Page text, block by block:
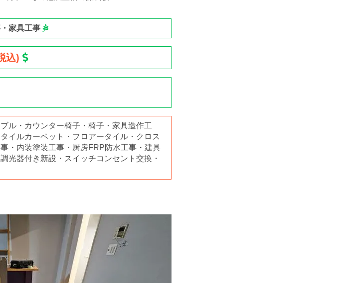
家具工事
込)
ル・カウンター椅子・椅子・家具造作工
イルカーペット・フロアータイル・クロス
・内装塗装工事・厨房FRP防水工事・建具
光器付き新設・スイッチコンセント交換・